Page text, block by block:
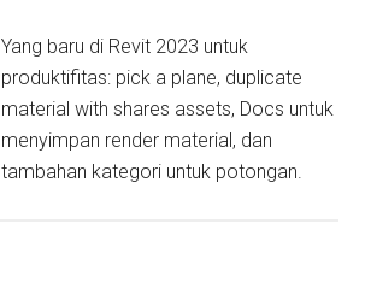
Yang baru di Revit 2023 untuk
produktifitas: pick a plane, duplicate
material with shares assets, Docs untuk
menyimpan render material, dan
tambahan kategori untuk potongan.